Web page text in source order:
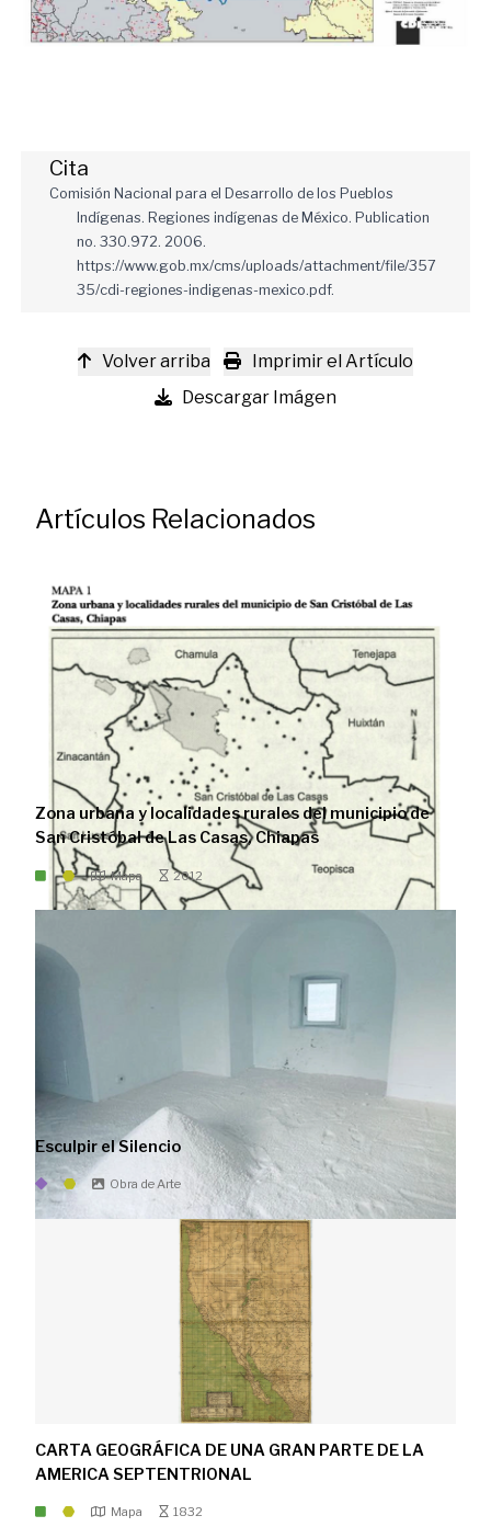
Cita
Comisión Nacional para el Desarrollo de los Pueblos
Indígenas. Regiones indígenas de México. Publication
no. 330.972. 2006.
https://www.gob.mx/cms/uploads/attachment/file/357
35/cdi-regiones-indigenas-mexico.pdf.
Volver arriba
Imprimir el Artículo
Descargar Imágen
Artículos Relacionados
Zona urbana y localidades rurales del municipio de
San Cristóbal de Las Casas, Chiapas
Mapa 2012
Esculpir el Silencio
Obra de Arte
CARTA GEOGRÁFICA DE UNA GRAN PARTE DE LA
AMERICA SEPTENTRIONAL
Mapa 1832